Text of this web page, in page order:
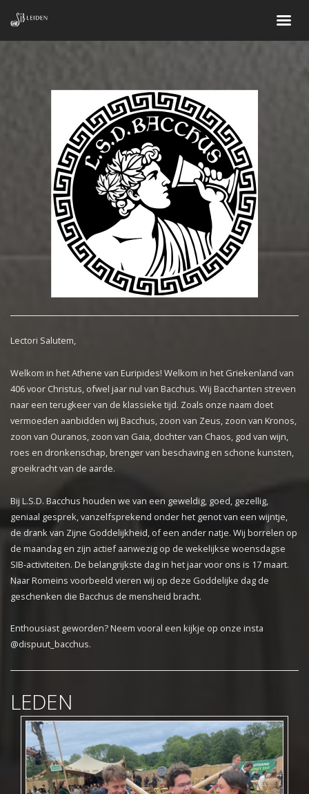
Lectori Salutem,
Welkom in het Athene van Euripides! Welkom in het Griekenland van
406 voor Christus, ofwel jaar nul van Bacchus. Wij Bacchanten streven
naar een terugkeer van de klassieke tijd. Zoals onze naam doet
vermoeden aanbidden wij Bacchus, zoon van Zeus, zoon van Kronos,
zoon van Ouranos, zoon van Gaia, dochter van Chaos, god van wijn,
roes en dronkenschap, brenger van beschaving en schone kunsten,
groeikracht van de aarde.
Bij L.S.D. Bacchus houden we van een geweldig, goed, gezellig,
geniaal gesprek, vanzelfsprekend onder het genot van een wijntje,
de drank van Zijne Goddelijkheid, of een ander natje. Wij borrelen op
de maandag en zijn actief aanwezig op de wekelijkse woensdagse
SIB-activiteiten. De belangrijkste dag in het jaar voor ons is 17 maart.
Naar Romeins voorbeeld vieren wij op deze Goddelijke dag de
geschenken die Bacchus de mensheid bracht.
Enthousiast geworden? Neem vooral een kijkje op onze insta
@dispuut_bacchus.
LEDEN